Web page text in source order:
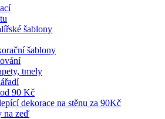
šablony
šablony
tmely
90 Kč
dekorace na stěnu za 90Kč
na zeď